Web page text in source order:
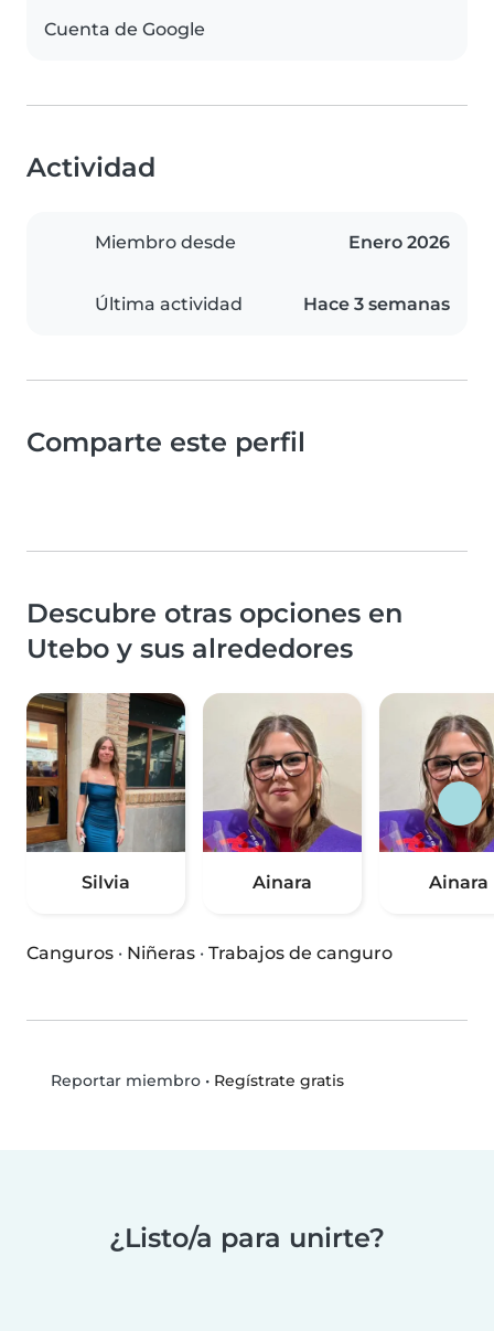
Cuenta de Google
Actividad
Miembro desde Enero 2026
Última actividad Hace 3 semanas
Comparte este perfil
Descubre otras opciones en
Utebo y sus alrededores
Silvia Ainara Ainara
Canguros · Niñeras · Trabajos de canguro
Reportar miembro• Regístrate gratis
¿Listo/a para unirte?